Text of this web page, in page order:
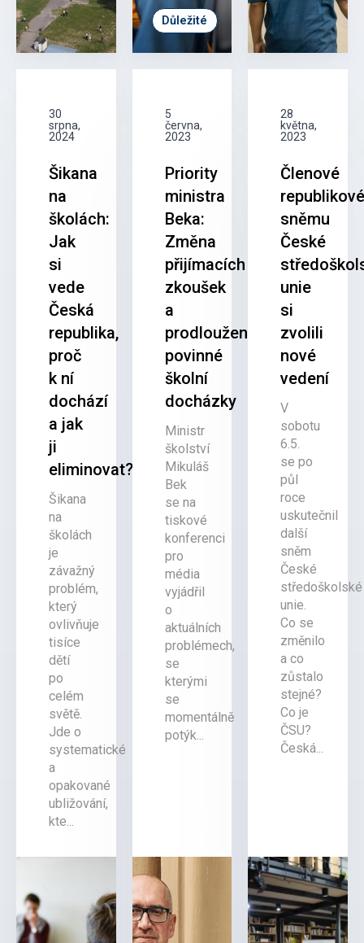
Důležité
30
srpna,
2024
Šikana
na
školách:
Jak
si
vede
Česká
republika,
proč
k ní
dochází
a jak
ji
eliminovat?
Šikana
na
školách
je
závažný
problém,
který
ovlivňuje
tisíce
dětí
po
celém
světě.
Jde o
systematické
a
opakované
ubližování,
kte...
5
června,
2023
Priority
ministra
Beka:
Změna
přijímacích
zkoušek
a
prodloužení
povinné
školní
docházky
Ministr
školství
Mikuláš
Bek
se na
tiskové
konferenci
pro
média
vyjádřil
o
aktuálních
problémech,
se
kterými
se
momentálně
potýk...
28
května,
2023
Členové
sněmu
České
unie
si
zvolili
nové
vedení
V
sobotu
6.5.
se po
půl
roce
uskutečnil
další
sněm
České
středoškolské
unie.
Co se
změnilo
a co
zůstalo
stejné?
Co je
ČSU?
Česká...